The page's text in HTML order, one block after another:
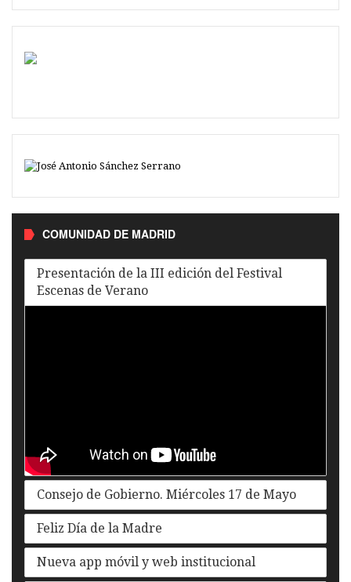
COMUNIDAD DE MADRID
Presentación de la III edición del Festival
Escenas de Verano
Consejo de Gobierno. Miércoles 17 de Mayo
Feliz Día de la Madre
Nueva app móvil y web institucional